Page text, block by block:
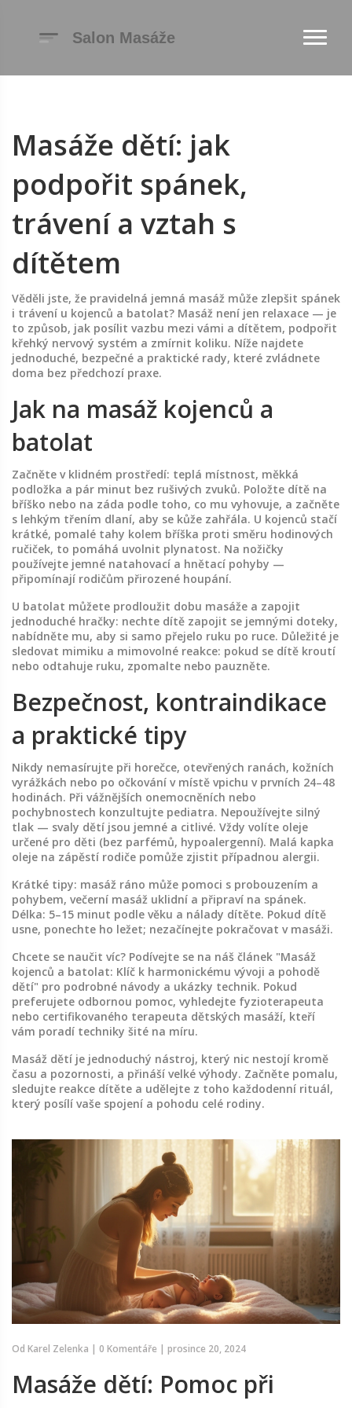
Masáže dětí: jak
podpořit spánek,
trávení a vztah s
dítětem
Věděli jste, že pravidelná jemná masáž může zlepšit spánek
i trávení u kojenců a batolat? Masáž není jen relaxace — je
to způsob, jak posílit vazbu mezi vámi a dítětem, podpořit
křehký nervový systém a zmírnit koliku. Níže najdete
jednoduché, bezpečné a praktické rady, které zvládnete
doma bez předchozí praxe.
Jak na masáž kojenců a
batolat
Začněte v klidném prostředí: teplá místnost, měkká
podložka a pár minut bez rušivých zvuků. Položte dítě na
bříško nebo na záda podle toho, co mu vyhovuje, a začněte
s lehkým třením dlaní, aby se kůže zahřála. U kojenců stačí
krátké, pomalé tahy kolem bříška proti směru hodinových
ručiček, to pomáhá uvolnit plynatost. Na nožičky
používejte jemné natahovací a hnětací pohyby —
připomínají rodičům přirozené houpání.
U batolat můžete prodloužit dobu masáže a zapojit
jednoduché hračky: nechte dítě zapojit se jemnými doteky,
nabídněte mu, aby si samo přejelo ruku po ruce. Důležité je
sledovat mimiku a mimovolné reakce: pokud se dítě kroutí
nebo odtahuje ruku, zpomalte nebo pauzněte.
Bezpečnost, kontraindikace
a praktické tipy
Nikdy nemasírujte při horečce, otevřených ranách, kožních
vyrážkách nebo po očkování v místě vpichu v prvních 24–48
hodinách. Při vážnějších onemocněních nebo
pochybnostech konzultujte pediatra. Nepoužívejte silný
tlak — svaly dětí jsou jemné a citlivé. Vždy volíte oleje
určené pro děti (bez parfémů, hypoalergenní). Malá kapka
oleje na zápěstí rodiče pomůže zjistit případnou alergii.
Krátké tipy: masáž ráno může pomoci s probouzením a
pohybem, večerní masáž uklidní a připraví na spánek.
Délka: 5–15 minut podle věku a nálady dítěte. Pokud dítě
usne, ponechte ho ležet; nezačínejte pokračovat v masáži.
Chcete se naučit víc? Podívejte se na náš článek "Masáž
kojenců a batolat: Klíč k harmonickému vývoji a pohodě
dětí" pro podrobné návody a ukázky technik. Pokud
preferujete odbornou pomoc, vyhledejte fyzioterapeuta
nebo certifikovaného terapeuta dětských masáží, kteří
vám poradí techniky šité na míru.
Masáž dětí je jednoduchý nástroj, který nic nestojí kromě
času a pozornosti, a přináší velké výhody. Začněte pomalu,
sledujte reakce dítěte a udělejte z toho každodenní rituál,
který posílí vaše spojení a pohodu celé rodiny.
Od Karel Zelenka | 0 Komentáře | prosince 20, 2024
Masáže dětí: Pomoc při